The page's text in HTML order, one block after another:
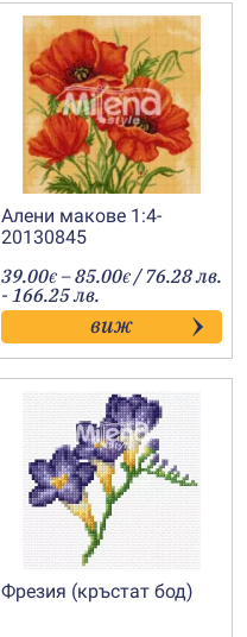
Алени макове 1:4-
20130845
39.00€ –85.00€Price
range:
39.00€
through
85.00€
/ 76.28 лв.
- 166.25 лв.
виж
Фрезия (кръстат бод)